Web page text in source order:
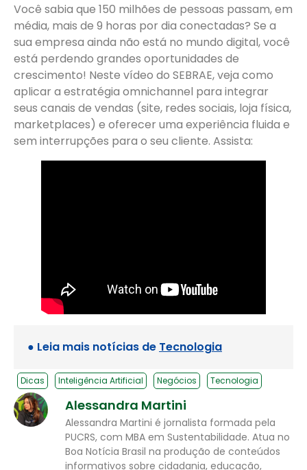
Você sabia que 150 milhões de pessoas passam, em
média, mais de 9 horas por dia conectadas? Se a
sua empresa ainda não está no mundo digital, você
está perdendo grandes oportunidades de
crescimento! Neste vídeo do SEBRAE, veja como
aplicar a estratégia omnichannel para integrar
seus canais de vendas (site, redes sociais, loja física,
marketplaces) e oferecer uma experiência fluida e
sem interrupções para o seu cliente. Assista:
● Leia mais notícias de Tecnologia
Dicas Inteligência Artificial Negócios Tecnologia
Alessandra Martini
Alessandra Martini é jornalista formada pela
PUCRS, com MBA em Sustentabilidade. Atua no
Boa Notícia Brasil na produção de conteúdos
informativos sobre cidadania, educação,